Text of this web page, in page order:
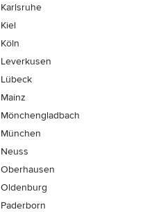
Karlsruhe
Kiel
Köln
Leverkusen
Lübeck
Mainz
Mönchen­gladbach
München
Neuss
Oberhausen
Oldenburg
Paderborn